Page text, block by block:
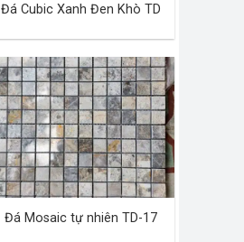
Đá Cubic Xanh Đen Khò TD
Đá Mosaic tự nhiên TD-17